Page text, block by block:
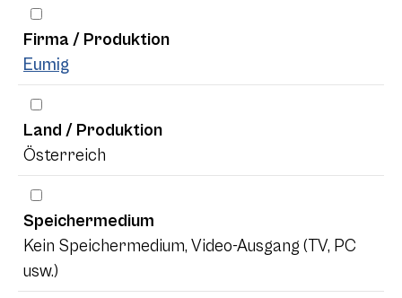
Firma / Produktion
Eumig
Land / Produktion
Österreich
Speichermedium
Kein Speichermedium, Video-Ausgang (TV, PC
usw.)